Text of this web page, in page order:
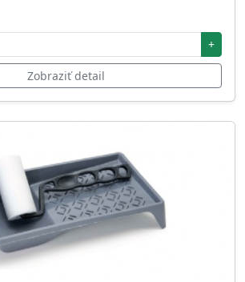
+
Zobraziť detail